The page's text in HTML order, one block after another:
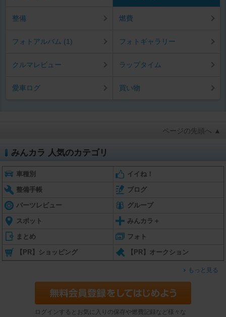
整備 燃費
フォトアルバム (1) フォトギャラリー
クルマレビュー ラップタイム
愛車ログ 買い物
ページの先頭へ ▲
みんカラ 人気のカテゴリ
車種別 イイね！
整備手帳 ブログ
パーツレビュー グループ
スポット みんカラ＋
まとめ フォト
【PR】ショッピング 【PR】オークション
もっと見る
ログインするとお気に入りの保存や燃費記録など様々な